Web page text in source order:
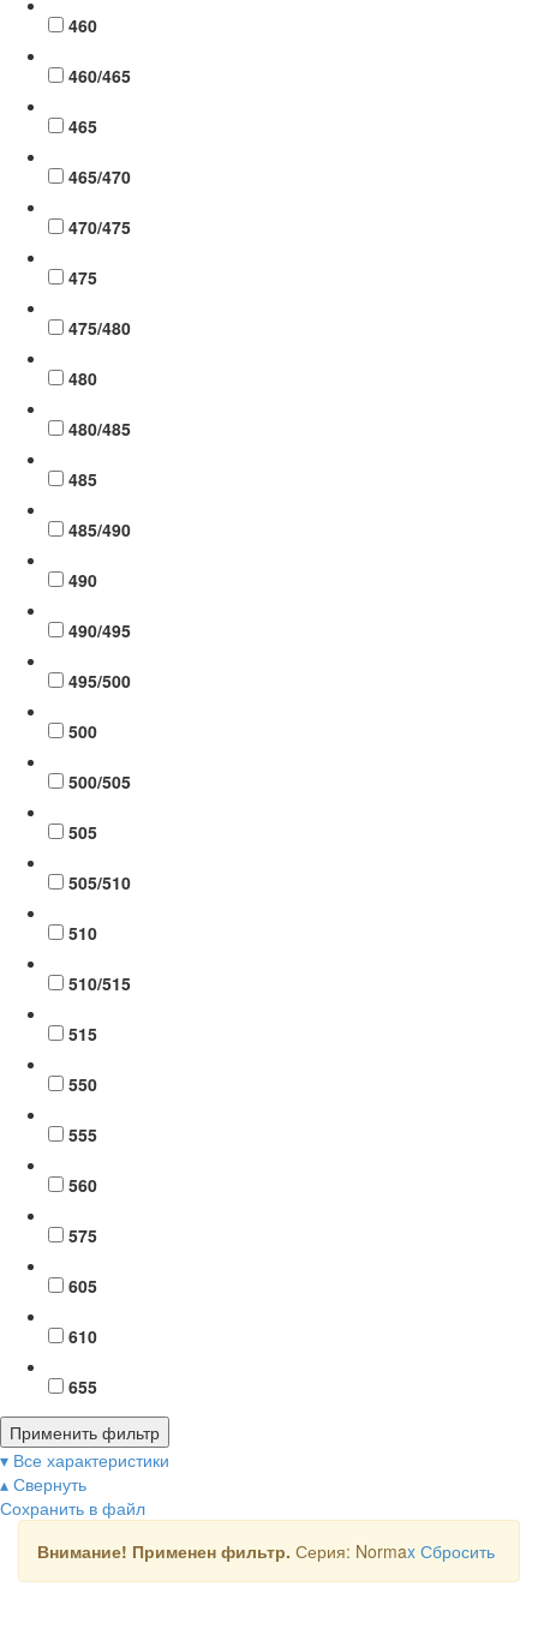
460
460/465
465
465/470
470/475
475
475/480
480
480/485
485
485/490
490
490/495
495/500
500
500/505
505
505/510
510
510/515
515
550
555
560
575
605
610
655
Применить фильтр
▾ Все характеристики
▴ Свернуть
Сохранить в файл
Внимание! Применен фильтр. Серия: Normax Сбросить